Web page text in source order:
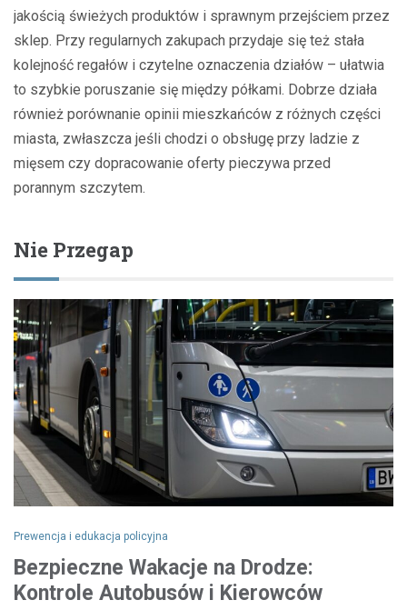
jakością świeżych produktów i sprawnym przejściem przez
sklep. Przy regularnych zakupach przydaje się też stała
kolejność regałów i czytelne oznaczenia działów – ułatwia
to szybkie poruszanie się między półkami. Dobrze działa
również porównanie opinii mieszkańców z różnych części
miasta, zwłaszcza jeśli chodzi o obsługę przy ladzie z
mięsem czy dopracowanie oferty pieczywa przed
porannym szczytem.
Nie Przegap
Prewencja i edukacja policyjna
Bezpieczne Wakacje na Drodze:
Kontrole Autobusów i Kierowców